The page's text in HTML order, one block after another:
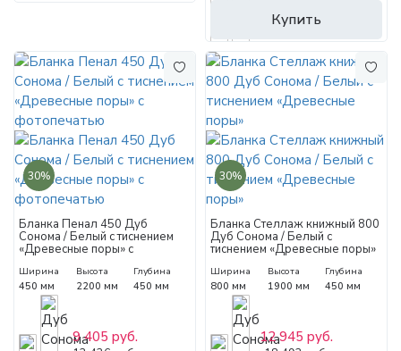
Купить
30%
Бланка Пенал 450 Дуб
Сонома / Белый с тиснением
«Древесные поры» с
Ширина
450 мм
Высота
2200 мм
Глубина
450 мм
9 405 руб.
30%
Бланка Стеллаж книжный 800
Дуб Сонома / Белый с
тиснением «Древесные поры»
Ширина
800 мм
Высота
1900 мм
Глубина
450 мм
12 945 руб.